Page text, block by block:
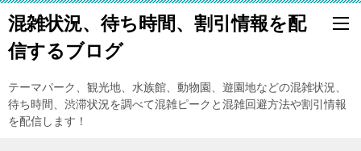
混雑状況、待ち時間、割引情報を配
信するブログ
テーマパーク、観光地、水族館、動物園、遊園地などの混雑状況、
待ち時間、渋滞状況を調べて混雑ピークと混雑回避方法や割引情報
を配信します！